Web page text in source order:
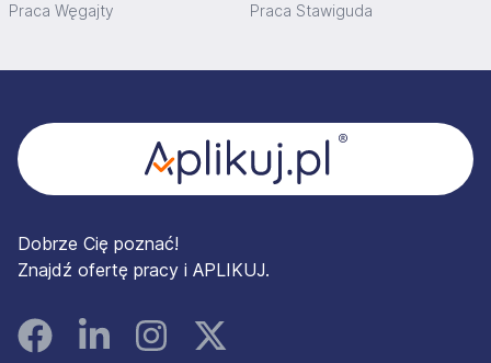
Praca Węgajty Praca Stawiguda
Dobrze Cię poznać!
Znajdź ofertę pracy i APLIKUJ.
FacebookLinked InInstagramInstagram